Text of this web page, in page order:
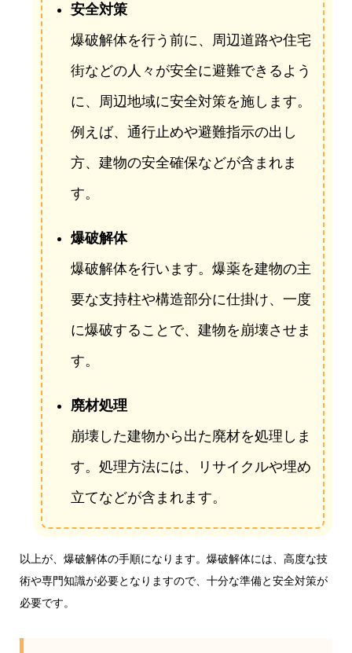
安全対策
爆破解体を行う前に、周辺道路や住宅
街などの人々が安全に避難できるよう
に、周辺地域に安全対策を施します。
例えば、通行止めや避難指示の出し
方、建物の安全確保などが含まれま
す。
爆破解体
爆破解体を行います。爆薬を建物の主
要な支持柱や構造部分に仕掛け、一度
に爆破することで、建物を崩壊させま
す。
廃材処理
崩壊した建物から出た廃材を処理しま
す。処理方法には、リサイクルや埋め
立てなどが含まれます。
以上が、爆破解体の手順になります。爆破解体には、高度な技
術や専門知識が必要となりますので、十分な準備と安全対策が
必要です。